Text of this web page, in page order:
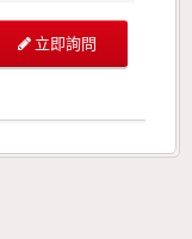
立即詢問